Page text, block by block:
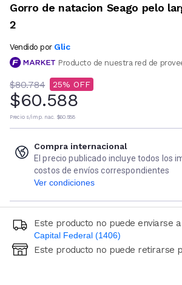
Gorro de natacion Seago pelo
2
Vendido por Glic
Producto de nuestra red de
$80.784 25
$60.588
Precio s/imp. nac. $60.588
Compra internacional
El precio publicado incluye todos los
costos de envíos correspondientes
Ver condiciones
Este producto no puede enviarse a
Capital Federal (1406)
Ingresá código postal (sólo números)
Este producto no puede retirarse